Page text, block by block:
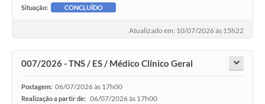
Situação: CONCLUÍDO
Atualizado em: 10/07/2026 às 15h22
007/2026 - TNS / ES / Médico Clínico Geral
Postagem: 06/07/2026 às 17h00
Realização a partir de: 06/07/2026 às 17h00